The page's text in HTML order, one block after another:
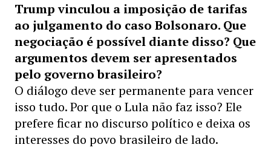
Trump vinculou a imposição de tarifas
ao julgamento do caso Bolsonaro. Que
negociação é possível diante disso? Que
argumentos devem ser apresentados
pelo governo brasileiro?
O diálogo deve ser permanente para vencer
isso tudo. Por que o Lula não faz isso? Ele
prefere ficar no discurso político e deixa os
interesses do povo brasileiro de lado.